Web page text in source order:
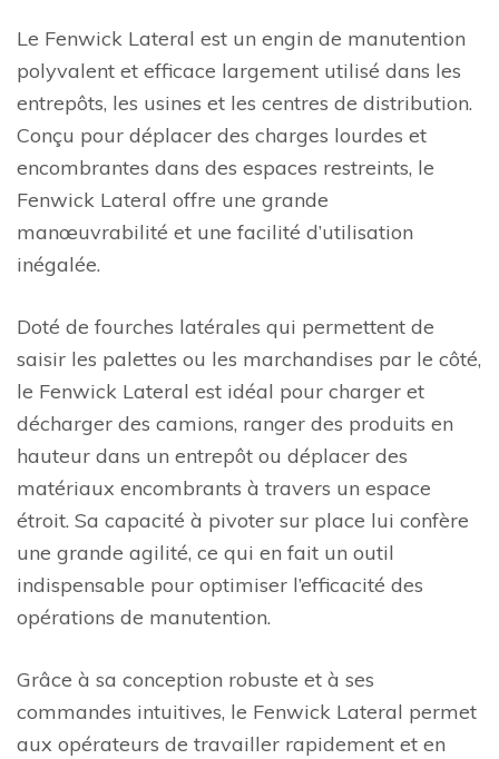
Le Fenwick Lateral est un engin de manutention
polyvalent et efficace largement utilisé dans les
entrepôts, les usines et les centres de distribution.
Conçu pour déplacer des charges lourdes et
encombrantes dans des espaces restreints, le
Fenwick Lateral offre une grande
manœuvrabilité et une facilité d’utilisation
inégalée.
Doté de fourches latérales qui permettent de
saisir les palettes ou les marchandises par le côté,
le Fenwick Lateral est idéal pour charger et
décharger des camions, ranger des produits en
hauteur dans un entrepôt ou déplacer des
matériaux encombrants à travers un espace
étroit. Sa capacité à pivoter sur place lui confère
une grande agilité, ce qui en fait un outil
indispensable pour optimiser l’efficacité des
opérations de manutention.
Grâce à sa conception robuste et à ses
commandes intuitives, le Fenwick Lateral permet
aux opérateurs de travailler rapidement et en